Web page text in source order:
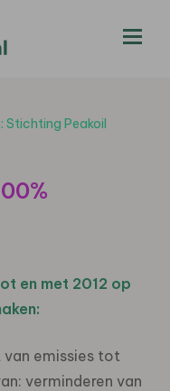
Stichting Peakoil
en met 2012 op
emissies tot
verminderen van